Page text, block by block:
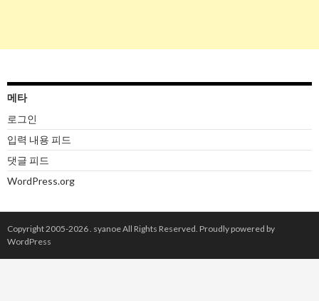
메타
로그인
입력 내용 피드
댓글 피드
WordPress.org
Copyright 2005-2026 . syanoeAll Rights Reserved. Proudly powered by
WordPress